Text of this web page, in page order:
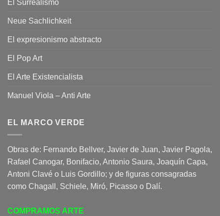
El Surrealismo
Neue Sachlichkeit
El expresionismo abstracto
El Pop Art
El Arte Existencialista
Manuel Viola – Anti Arte
EL MARCO VERDE
Obras de: Fernando Bellver, Javier de Juan, Javier Pagola,
Rafael Canogar, Bonifacio, Antonio Saura, Joaquín Capa,
Antoni Clavé o Luis Gordillo; y de figuras consagradas
como Chagall, Schiele, Miró, Picasso o Dalí.
COMPRAMOS ARTE